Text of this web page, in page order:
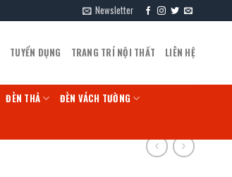
Newsletter
TUYỂN DỤNG TRANG TRÍ NỘI THẤT LIÊN HỆ
ĐÈN THẢ ĐÈN VÁCH TƯỜNG